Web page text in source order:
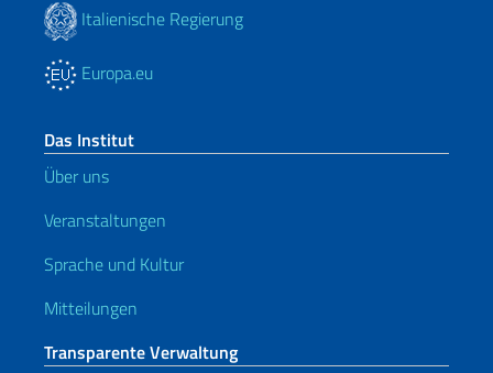
Italienische Regierung
Europa.eu
Das Institut
Über uns
Veranstaltungen
Sprache und Kultur
Mitteilungen
Transparente Verwaltung